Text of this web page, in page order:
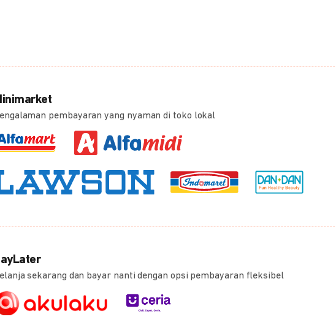
pembayaran yang nyaman di toko lokal
sekarang dan bayar nanti dengan opsi pembayaran fleksibel